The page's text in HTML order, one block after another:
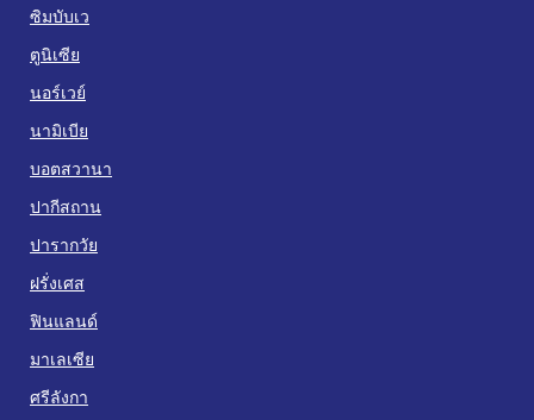
ซิมบับเว
ตูนิเซีย
นอร์เวย์
นามิเบีย
บอตสวานา
ปากีสถาน
ปารากวัย
ฝรั่งเศส
ฟินแลนด์
มาเลเซีย
ศรีลังกา